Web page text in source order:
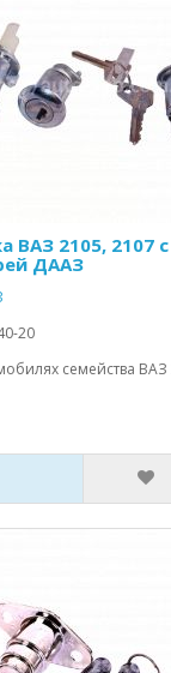
ВАЗ 2105, 2107
ДААЗ
20
семейства ВАЗ